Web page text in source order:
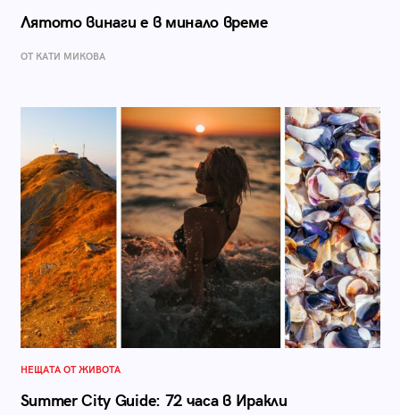
Лятото винаги е в минало време
ОТ КАТИ МИКОВА
НЕЩАТА ОТ ЖИВОТА
Summer City Guide: 72 часа в Иракли